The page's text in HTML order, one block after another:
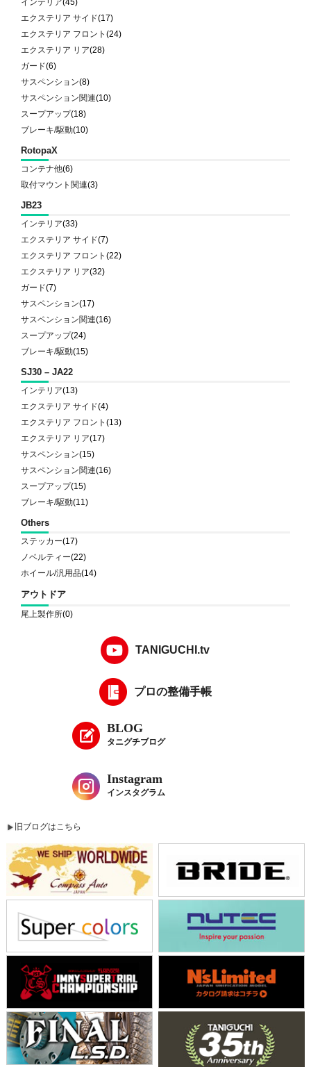
インテリア(45)
エクステリア サイド(17)
エクステリア フロント(24)
エクステリア リア(28)
ガード(6)
サスペンション(8)
サスペンション関連(10)
スープアップ(18)
ブレーキ/駆動(10)
RotopaX
コンテナ他(6)
取付マウント関連(3)
JB23
インテリア(33)
エクステリア サイド(7)
エクステリア フロント(22)
エクステリア リア(32)
ガード(7)
サスペンション(17)
サスペンション関連(16)
スープアップ(24)
ブレーキ/駆動(15)
SJ30 – JA22
インテリア(13)
エクステリア サイド(4)
エクステリア フロント(13)
エクステリア リア(17)
サスペンション(15)
サスペンション関連(16)
スープアップ(15)
ブレーキ/駆動(11)
Others
ステッカー(17)
ノベルティー(22)
ホイール/汎用品(14)
アウトドア
尾上製作所(0)
TANIGUCHI.tv
プロの整備手帳
BLOG
タニグチブログ
Instagram
インスタグラム
旧ブログはこちら